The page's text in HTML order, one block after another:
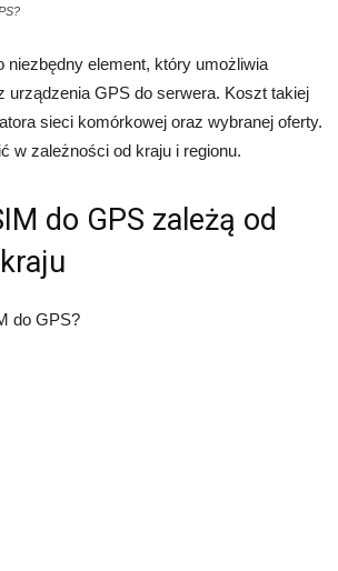
niezbędny element, który umożliwia
urządzenia GPS do serwera. Koszt takiej
sieci komórkowej oraz wybranej oferty.
w zależności od kraju i regionu.
do GPS zależą od
do GPS?